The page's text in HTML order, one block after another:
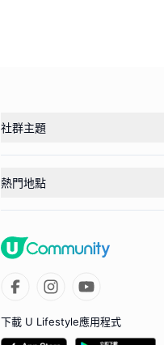
社群主題
熱門地點
下載 U Lifestyle應用程式